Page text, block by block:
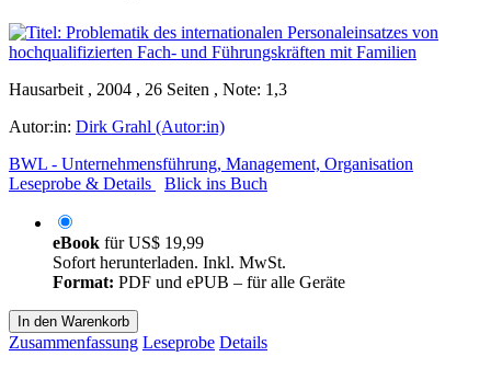
Hausarbeit , 2004 , 26 Seiten , Note: 1,3
Autor:in: Dirk Grahl (Autor:in)
BWL - Unternehmensführung, Management, Organisation
Leseprobe & Details
Blick ins Buch
eBook fürUS$ 19,99
Sofort herunterladen. Inkl. MwSt.
Format: PDF und ePUB – für alle Geräte
In den Warenkorb
Zusammenfassung Leseprobe Details